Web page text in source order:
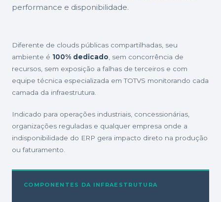
performance e disponibilidade.
Diferente de clouds públicas compartilhadas, seu
ambiente é 100% dedicado , sem concorrência de
recursos, sem exposição a falhas de terceiros e com
equipe técnica especializada em TOTVS monitorando cada
camada da infraestrutura.
Indicado para operações industriais, concessionárias,
organizações reguladas e qualquer empresa onde a
indisponibilidade do ERP gera impacto direto na produção
ou faturamento.
COMPONENTES DA INFRAESTRUTURA